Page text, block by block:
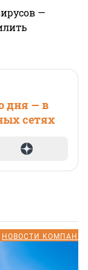
—
дня — в
сетях
НОВОСТИ